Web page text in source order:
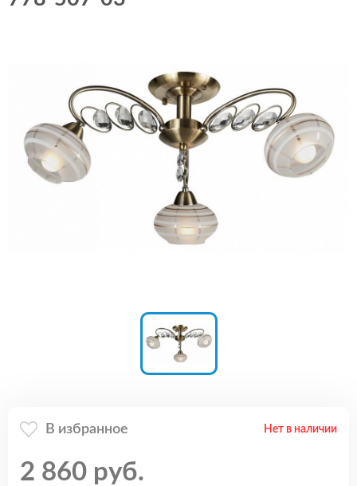
В избранное Нет в наличии
2 860 руб.